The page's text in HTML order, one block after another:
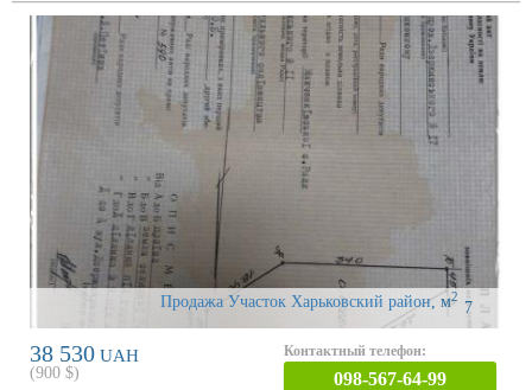
Продажа Участок Харьковский район, 7
м2
38 530 UAH
(900 $)
Контактный телефон:
098-567-64-99